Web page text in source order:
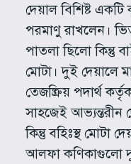
দেয়াল বিশিষ্ট একটি
পরমাণু রাখলেন।
পাতলা ছিলো কিন্তু
মোটা। দুই দেয়ালে
তেজষ্ক্রিয় পদার্থ
সাহজেই আভ্যন্তরীন
কিন্তু বহিঃস্থ মোটা
আলফা কণিকাগুলো দুই